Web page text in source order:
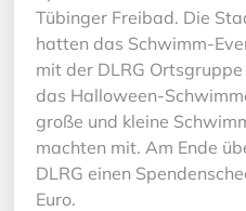
Tübinger Freibad. Die
hatten das Schwimm-
mit der DLRG
das Halloween-
große und kleine
machten mit. Am Ende
DLRG einen
Euro.